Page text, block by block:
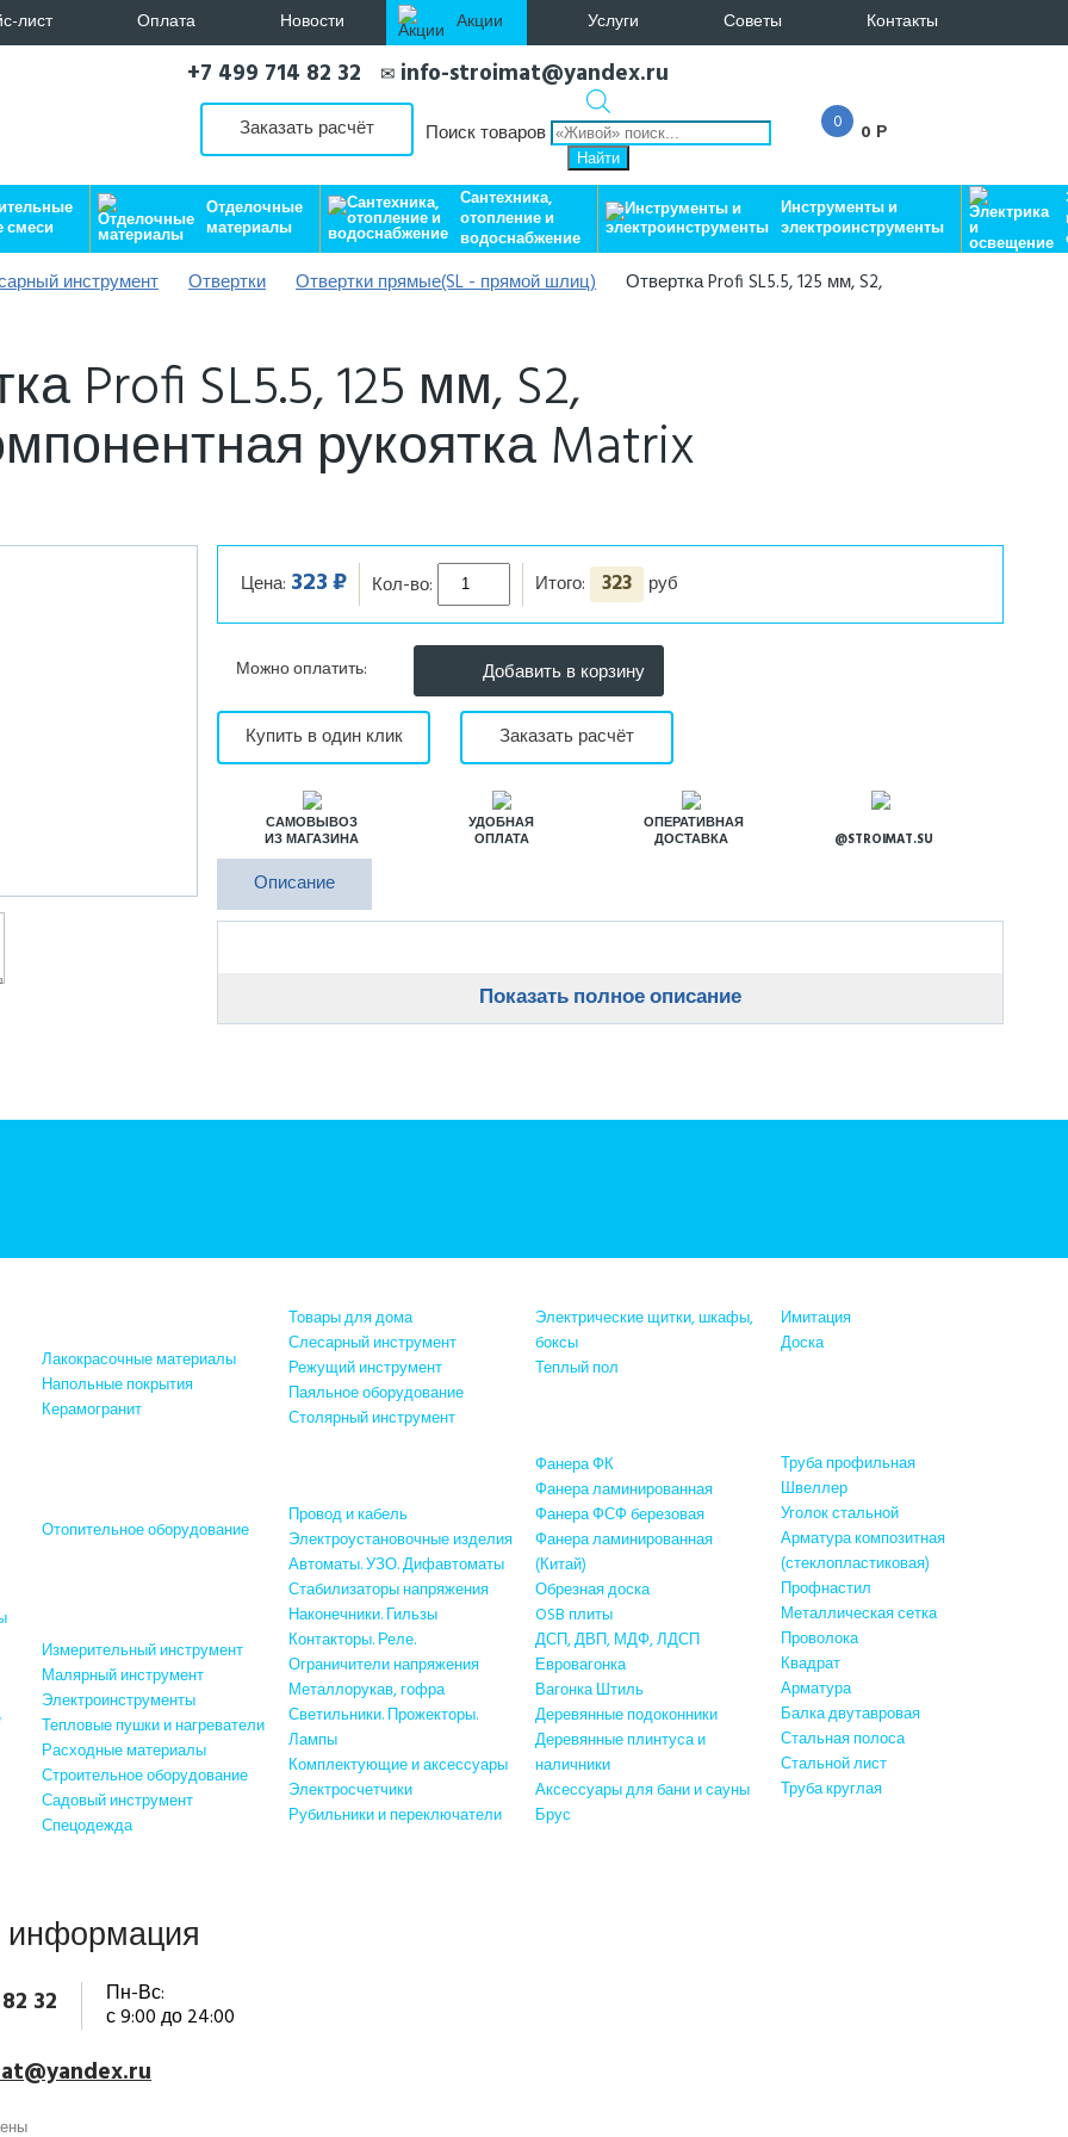
лист Оплата Новости Акции Услуги Советы Контакты
+7 499 714 82 32 ✉ info-stroimat@yandex.ru
Заказать расчёт Поиск товаров
Найти
0 0 Р
смеси
Отделочные
материалы
Сантехника,
отопление и
водоснабжение
Инструменты и
электроинструменты
инструмент Отвертки Отвертки прямые(SL - прямой шлиц)
Отвертка Profi SL5.5, 125 мм, S2,
Profi SL5.5, 125 мм, S2,
рукоятка Matrix
Цена: 323 ₽ Кол-во: Итого: 323 руб
Можно оплатить:
Купить в один клик Заказать расчёт
САМОВЫВОЗ
ИЗ МАГАЗИНА
УДОБНАЯ
ОПЛАТА
ОПЕРАТИВНАЯ
ДОСТАВКА
@STROIMAT.SU
Описание
Показать полное описание
Лакокрасочные материалы
Напольные покрытия
Керамогранит
Отопительное оборудование
Измерительный инструмент
Малярный инструмент
Электроинструменты
Тепловые пушки и нагреватели
Расходные материалы
Строительное оборудование
Садовый инструмент
Спецодежда
Товары для дома
Слесарный инструмент
Режущий инструмент
Паяльное оборудование
Столярный инструмент
Провод и кабель
Электроустановочные изделия
Автоматы. УЗО. Дифавтоматы
Стабилизаторы напряжения
Наконечники. Гильзы
Контакторы. Реле.
Ограничители напряжения
Металлорукав, гофра
Светильники. Прожекторы.
Лампы
Комплектующие и аксессуары
Электросчетчики
Рубильники и переключатели
Электрические щитки, шкафы,
боксы
Теплый пол
Фанера ФК
Фанера ламинированная
Фанера ФСФ березовая
Фанера ламинированная
(Китай)
Обрезная доска
OSB плиты
ДСП, ДВП, МДФ, ЛДСП
Евровагонка
Вагонка Штиль
Деревянные подоконники
Деревянные плинтуса и
наличники
Аксессуары для бани и сауны
Брус
Имитация
Доска
Труба профильная
Швеллер
Уголок стальной
Арматура композитная
(стеклопластиковая)
Профнастил
Металлическая сетка
Проволока
Квадрат
Арматура
Балка двутавровая
Стальная полоса
Стальной лист
Труба круглая
информация
32 Пн-Вс:
с 9:00 до 24:00